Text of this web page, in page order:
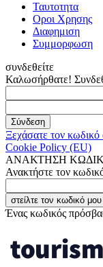
Ταυτοτητα
Οροι Χρησης
Διαφημιση
Συμμορφωση
συνδεθείτε
Καλωσήρθατε!
Ξεχάσατε τον κωδικό
Cookie Policy (EU)
ΑΝΑΚΤΗΣΗ
Ανακτήστε τον
Ένας κωδικός